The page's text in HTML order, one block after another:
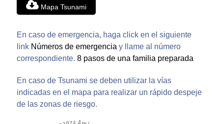
Mapa Tsunami
En caso de emergencia, haga click en el siguiente
link Números de emergencia y llame al número
correspondiente. 8 pasos de una familia preparada
En caso de Tsunami se deben utilizar la vías
indicadas en el mapa para realizar un rápido despeje
de las zonas de riesgo.